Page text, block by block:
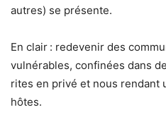
autres) se présente.
En clair : redevenir des
vulnérables, confinées dans
rites en privé et nous rendant
hôtes.